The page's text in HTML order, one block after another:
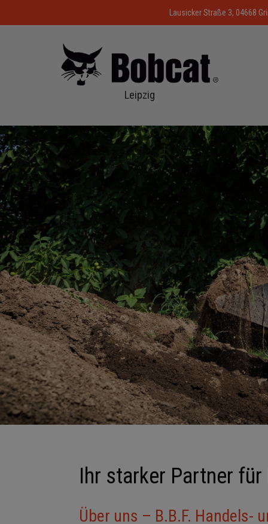
Lausicker Straße 3, 04668
Leipzig
Ihr starker Partner
Über uns – B.B.F. Handels-